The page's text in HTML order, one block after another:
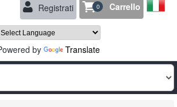
Registrati 0 Carrello
by Translate